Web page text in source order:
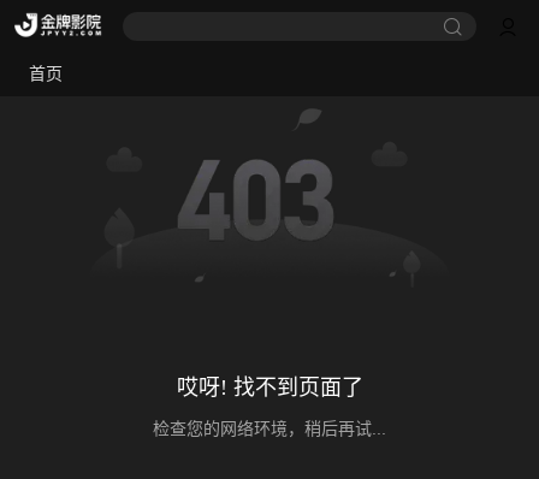
首页
哎呀! 找不到页面了
检查您的网络环境，稍后再试...